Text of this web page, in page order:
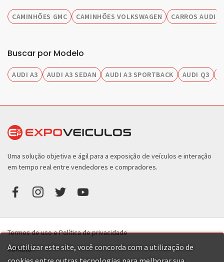
CAMINHÕES GMC CAMINHÕES VOLKSWAGEN CARROS AUDI
Buscar por Modelo
AUDI A3 AUDI A3 SEDAN AUDI A3 SPORTBACK AUDI Q3
Ao utilizar este site, você concorda com a utilização de
Uma solução objetiva e ágil para a exposição de veículos e interação
em tempo real entre vendedores e compradores.
Termos de uso e Política de privacidade
Contato